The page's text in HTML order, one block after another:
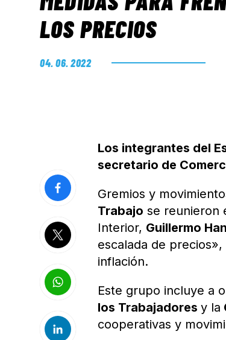
LOS PRECIOS
04. 06. 2022
Los integrantes del
secretario de
Gremios y
Trabajo se reunieron
Interior, Guillermo
escalada de
inflación.
Este grupo incluye a
los Trabajadoresy la
cooperativas y